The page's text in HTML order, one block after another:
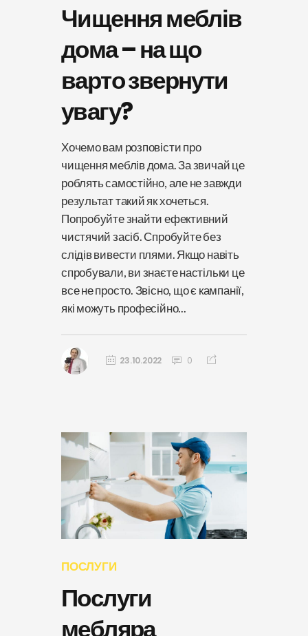
Чищення меблів
дома – на що
варто звернути
увагу?
Хочемо вам розповісти про
чищення меблів дома. За звичай це
роблять самостійно, але не завжди
результат такий як хочеться.
Попробуйте знайти ефективний
чистячий засіб. Спробуйте без
слідів вивести плями. Якщо навіть
спробували, ви знаєте настільки це
все не просто. Звісно, що є кампанії,
які можуть професійно...
23.10.2022 0
ПОСЛУГИ
Послуги
мебляра